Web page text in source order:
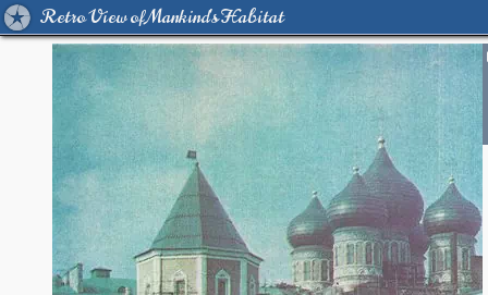
Retro View of Mankind's Habitat